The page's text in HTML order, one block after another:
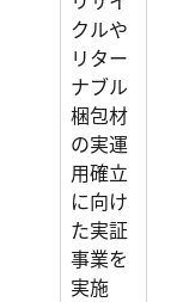
クルや
リター
ナブル
梱包材
の実運
用確立
に向け
た実証
事業を
実施